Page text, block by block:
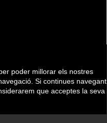
poder millorar els nostres
Si continues navegant
que acceptes la seva